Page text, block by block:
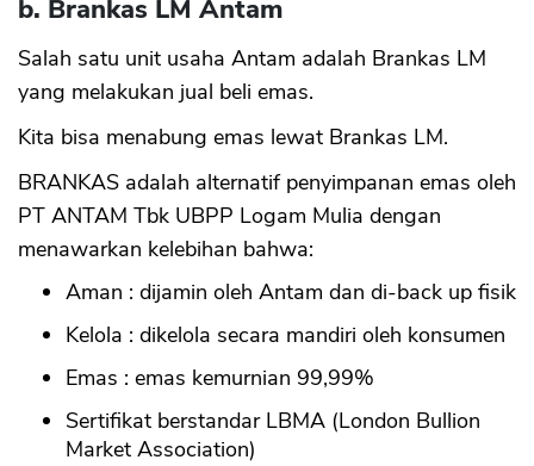
b. Brankas LM Antam
Salah satu unit usaha Antam adalah Brankas LM
yang melakukan jual beli emas.
Kita bisa menabung emas lewat Brankas LM.
BRANKAS adalah alternatif penyimpanan emas oleh
PT ANTAM Tbk UBPP Logam Mulia dengan
menawarkan kelebihan bahwa:
Aman : dijamin oleh Antam dan di-back up fisik
Kelola : dikelola secara mandiri oleh konsumen
Emas : emas kemurnian 99,99%
Sertifikat berstandar LBMA (London Bullion
Market Association)